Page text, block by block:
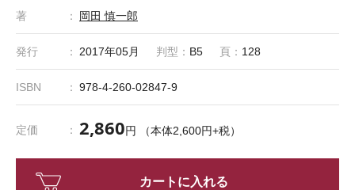
著 岡田 慎一郎
発行 2017年05月 判型： B5 頁： 128
ISBN 978-4-260-02847-9
定価 2,860円 （本体2,600円+税）
カートに入れる